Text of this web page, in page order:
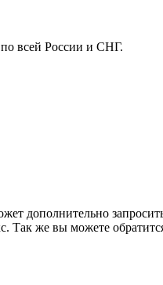
по всей России и СНГ.
дополнительно
Так же вы можете